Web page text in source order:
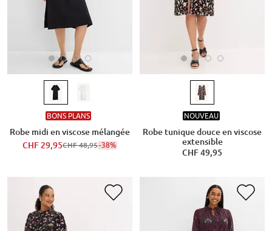
BONS PLANS
Robe midi en viscose mélangée
CHF 29,95CHF 48,95-38%
NOUVEAU
Robe tunique douce en viscose
extensible
CHF 49,95